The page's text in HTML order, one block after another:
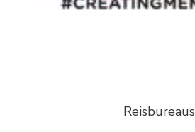
Reisbureaus